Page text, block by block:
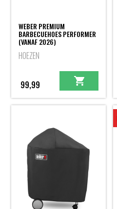
WEBER PREMIUM
BARBECUEHOES PERFORMER
(VANAF 2026)
HOEZEN
99,99